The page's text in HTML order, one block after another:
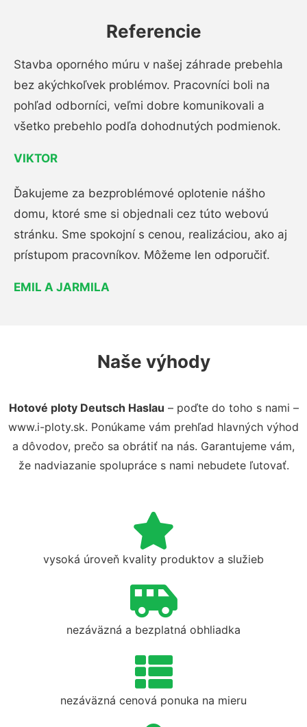
Referencie
Stavba oporného múru v našej záhrade prebehla
bez akýchkoľvek problémov. Pracovníci boli na
pohľad odborníci, veľmi dobre komunikovali a
všetko prebehlo podľa dohodnutých podmienok.
VIKTOR
Ďakujeme za bezproblémové oplotenie nášho
domu, ktoré sme si objednali cez túto webovú
stránku. Sme spokojní s cenou, realizáciou, ako aj
prístupom pracovníkov. Môžeme len odporučiť.
EMIL A JARMILA
Naše výhody
Hotové ploty Deutsch Haslau – poďte do toho s nami –
www.i-ploty.sk. Ponúkame vám prehľad hlavných výhod
a dôvodov, prečo sa obrátiť na nás. Garantujeme vám,
že nadviazanie spolupráce s nami nebudete ľutovať.
vysoká úroveň kvality produktov a služieb
nezáväzná a bezplatná obhliadka
nezáväzná cenová ponuka na mieru